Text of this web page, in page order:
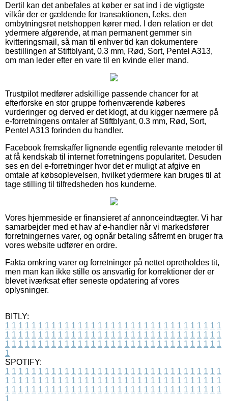
Dertil kan det anbefales at køber er sat ind i de vigtigste
vilkår der er gældende for transaktionen, f.eks. den
ombytningsret netshoppen kører med. I den relation er det
ydermere afgørende, at man permanent gemmer sin
kvitteringsmail, så man til enhver tid kan dokumentere
bestillingen af Stiftblyant, 0.3 mm, Rød, Sort, Pentel A313,
om man leder efter en vare til en kvinde eller mand.
Trustpilot medfører adskillige passende chancer for at
efterforske en stor gruppe forhenværende køberes
vurderinger og derved er det klogt, at du kigger nærmere på
e-forretningens omtaler af Stiftblyant, 0.3 mm, Rød, Sort,
Pentel A313 forinden du handler.
Facebook fremskaffer lignende egentlig relevante metoder til
at få kendskab til internet forretningens popularitet. Desuden
ses en del e-forretninger hvor det er muligt at afgive en
omtale af købsoplevelsen, hvilket ydermere kan bruges til at
tage stilling til tilfredsheden hos kunderne.
Vores hjemmeside er finansieret af annonceindtægter. Vi har
samarbejder med et hav af e-handler når vi markedsfører
forretningernes varer, og opnår betaling såfremt en bruger fra
vores website udfører en ordre.
Fakta omkring varer og forretninger på nettet opretholdes tit,
men man kan ikke stille os ansvarlig for korrektioner der er
blevet iværksat efter seneste opdatering af vores
oplysninger.
BITLY:
1 1 1 1 1 1 1 1 1 1 1 1 1 1 1 1 1 1 1 1 1 1 1 1 1 1 1 1 1 1 1 1 1
1 1 1 1 1 1 1 1 1 1 1 1 1 1 1 1 1 1 1 1 1 1 1 1 1 1 1 1 1 1 1 1 1
1 1 1 1 1 1 1 1 1 1 1 1 1 1 1 1 1 1 1 1 1 1 1 1 1 1 1 1 1 1 1 1 1
1
SPOTIFY:
1 1 1 1 1 1 1 1 1 1 1 1 1 1 1 1 1 1 1 1 1 1 1 1 1 1 1 1 1 1 1 1 1
1 1 1 1 1 1 1 1 1 1 1 1 1 1 1 1 1 1 1 1 1 1 1 1 1 1 1 1 1 1 1 1 1
1 1 1 1 1 1 1 1 1 1 1 1 1 1 1 1 1 1 1 1 1 1 1 1 1 1 1 1 1 1 1 1 1
1